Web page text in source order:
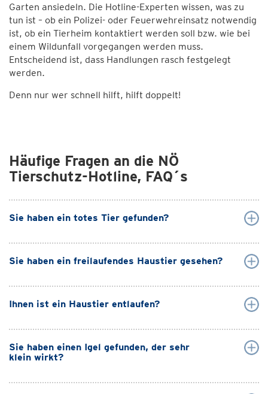
Garten ansiedeln. Die Hotline-Experten wissen, was zu
tun ist – ob ein Polizei- oder Feuerwehreinsatz notwendig
ist, ob ein Tierheim kontaktiert werden soll bzw. wie bei
einem Wildunfall vorgegangen werden muss.
Entscheidend ist, dass Handlungen rasch festgelegt
werden.
Denn nur wer schnell hilft, hilft doppelt!
Häufige Fragen an die NÖ
Tierschutz-Hotline, FAQ´s
Sie haben ein totes Tier gefunden?
Sie haben ein freilaufendes Haustier gesehen?
Ihnen ist ein Haustier entlaufen?
Sie haben einen Igel gefunden, der sehr
klein wirkt?